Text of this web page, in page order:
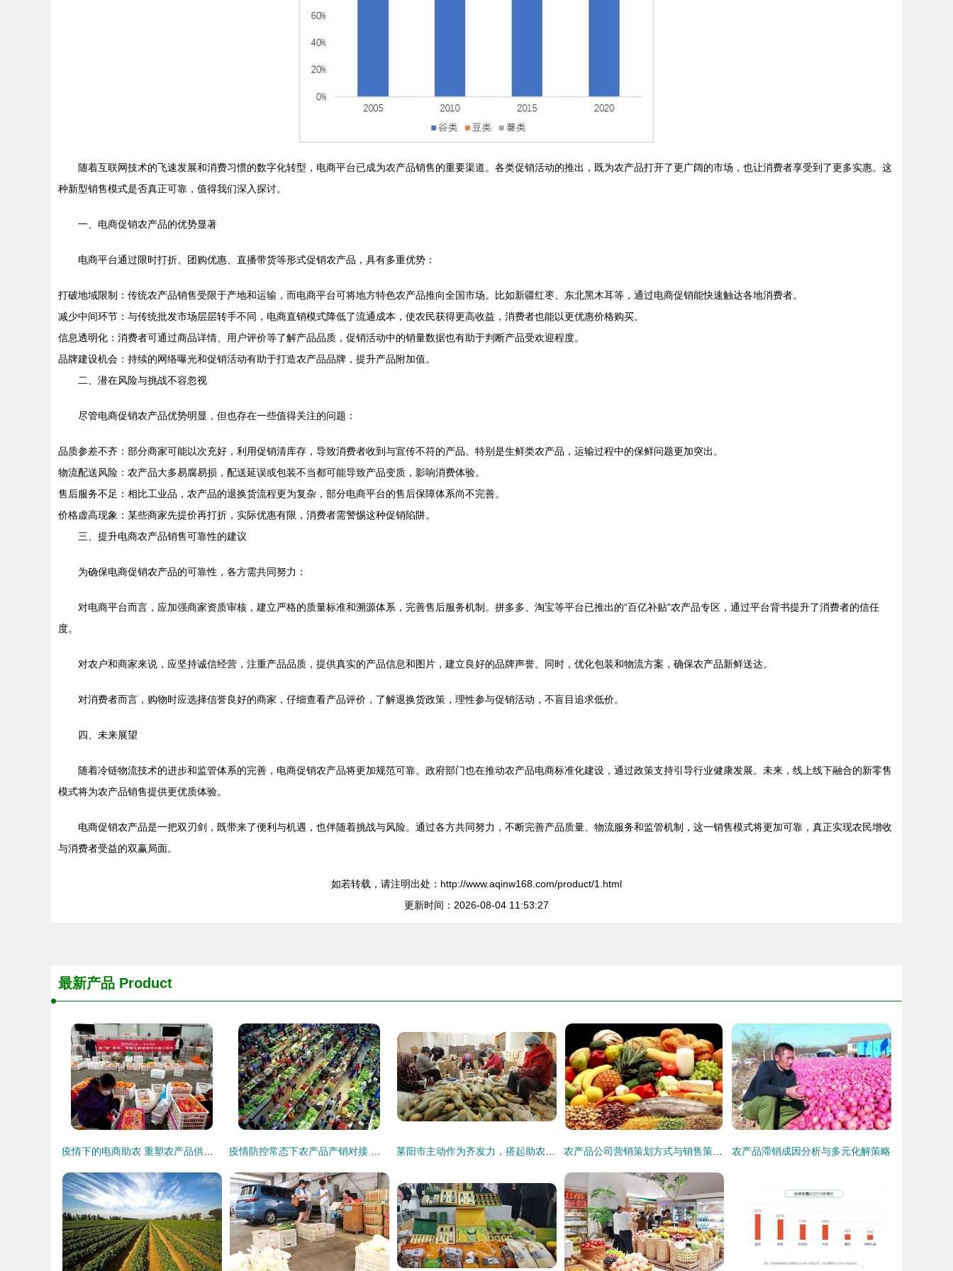
随着互联网技术的飞速发展和消费习惯的数字化转型，电商平台已成为农产品销售的重要渠道。各类促销活动的推出，既为农产品打开了更广阔的市场，也让消费者享受到了更多实惠。这
种新型销售模式是否真正可靠，值得我们深入探讨。
一、电商促销农产品的优势显著
电商平台通过限时打折、团购优惠、直播带货等形式促销农产品，具有多重优势：
打破地域限制：传统农产品销售受限于产地和运输，而电商平台可将地方特色农产品推向全国市场。比如新疆红枣、东北黑木耳等，通过电商促销能快速触达各地消费者。
减少中间环节：与传统批发市场层层转手不同，电商直销模式降低了流通成本，使农民获得更高收益，消费者也能以更优惠价格购买。
信息透明化：消费者可通过商品详情、用户评价等了解产品品质，促销活动中的销量数据也有助于判断产品受欢迎程度。
品牌建设机会：持续的网络曝光和促销活动有助于打造农产品品牌，提升产品附加值。
二、潜在风险与挑战不容忽视
尽管电商促销农产品优势明显，但也存在一些值得关注的问题：
品质参差不齐：部分商家可能以次充好，利用促销清库存，导致消费者收到与宣传不符的产品。特别是生鲜类农产品，运输过程中的保鲜问题更加突出。
物流配送风险：农产品大多易腐易损，配送延误或包装不当都可能导致产品变质，影响消费体验。
售后服务不足：相比工业品，农产品的退换货流程更为复杂，部分电商平台的售后保障体系尚不完善。
价格虚高现象：某些商家先提价再打折，实际优惠有限，消费者需警惕这种促销陷阱。
三、提升电商农产品销售可靠性的建议
为确保电商促销农产品的可靠性，各方需共同努力：
对电商平台而言，应加强商家资质审核，建立严格的质量标准和溯源体系，完善售后服务机制。拼多多、淘宝等平台已推出的“百亿补贴”农产品专区，通过平台背书提升了消费者的信任
度。
对农户和商家来说，应坚持诚信经营，注重产品品质，提供真实的产品信息和图片，建立良好的品牌声誉。同时，优化包装和物流方案，确保农产品新鲜送达。
对消费者而言，购物时应选择信誉良好的商家，仔细查看产品评价，了解退换货政策，理性参与促销活动，不盲目追求低价。
四、未来展望
随着冷链物流技术的进步和监管体系的完善，电商促销农产品将更加规范可靠。政府部门也在推动农产品电商标准化建设，通过政策支持引导行业健康发展。未来，线上线下融合的新零售
模式将为农产品销售提供更优质体验。
电商促销农产品是一把双刃剑，既带来了便利与机遇，也伴随着挑战与风险。通过各方共同努力，不断完善产品质量、物流服务和监管机制，这一销售模式将更加可靠，真正实现农民增收
与消费者受益的双赢局面。
如若转载，请注明出处：http://www.aqinw168.com/product/1.html
更新时间：2026-08-04 11:53:27
最新产品 Product
农产品滞销成因分析与多元化解策略